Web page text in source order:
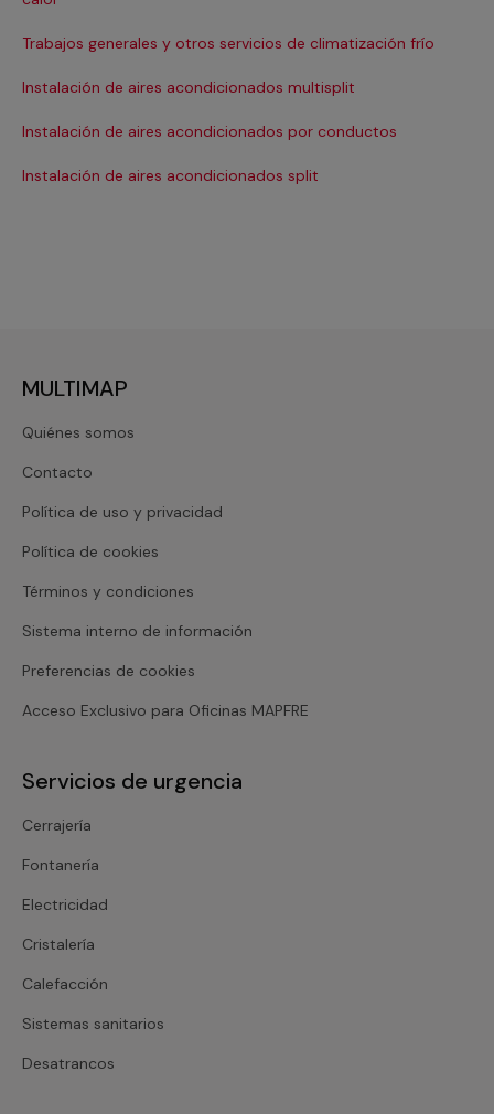
Trabajos generales y otros servicios de climatización frío
Instalación de aires acondicionados multisplit
Instalación de aires acondicionados por conductos
Instalación de aires acondicionados split
MULTIMAP
Quiénes somos
Contacto
Política de uso y privacidad
Política de cookies
Términos y condiciones
Sistema interno de información
Preferencias de cookies
Acceso Exclusivo para Oficinas MAPFRE
Servicios de urgencia
Cerrajería
Fontanería
Electricidad
Cristalería
Calefacción
Sistemas sanitarios
Desatrancos